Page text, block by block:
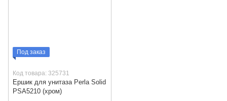
Под заказ
Код товара: 325731
Ершик для унитаза Perla Solid
PSA5210 (хром)